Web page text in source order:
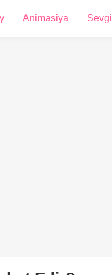
Animasiya Sevgi